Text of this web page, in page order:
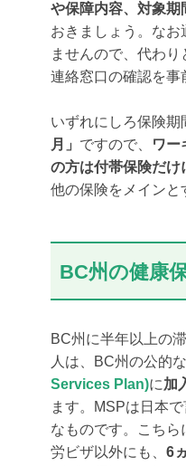
や保障内容、対象期
おきましょう。な
ませんので、代わ
連絡窓口の確認を事
いずれにしろ保険期
月」 ですので、
ワー
の方は付帯保険だけ
他の保険をメインと
BC州の健康
BC州に半年以上の
人は、BC州の公的
Services Plan)に加
ます。MSPは日本
なものです。こち
労ビザ以外にも、 6